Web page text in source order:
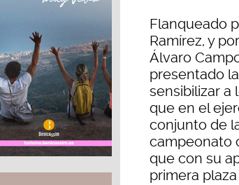
Flanqueado
Ramírez, y
Álvaro
presentado
sensibilizar a
que en el
conjunto de
campeonato
que con su
primera